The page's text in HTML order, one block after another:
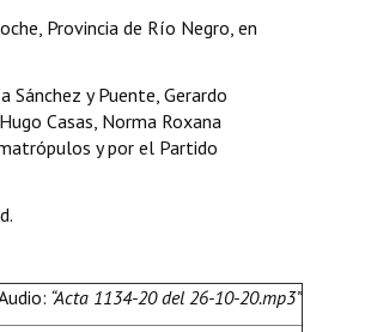
Provincia de Río Negro, en
y Puente, Gerardo
Casas, Norma Roxana
y por el Partido
“Acta 1134-20 del 26-10-20.mp3”